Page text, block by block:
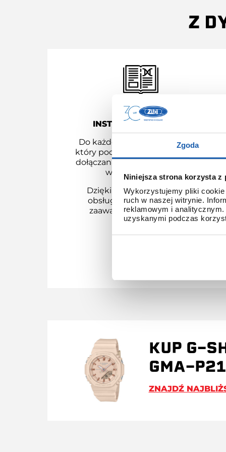
Zgoda
Niniejsza strona korzysta z
Wykorzystujemy pliki
ruch w naszej witrynie.
reklamowym i
uzyskanymi podczas
Z
INSTRUKCJA OBSŁUGI
Do każdego modelu G-SHOCK,
który pochodzi z dystrybucji ZIBI
dołączana jest instrukcja obsługi
w języku polskim.
Dzięki temu łatwo poznasz
obsługę nawet najbardziej
zaawansowanych modeli.
KUP G-
GMA-
ZNAJDŹ